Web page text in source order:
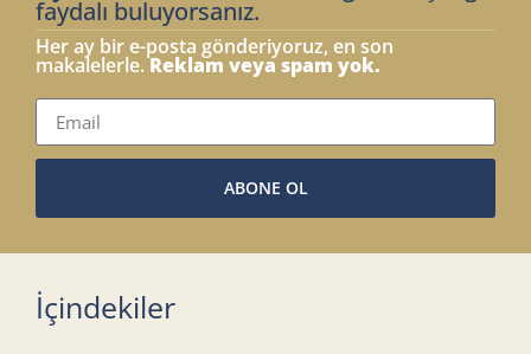
faydalı buluyorsanız.
Her ay bir e-posta gönderiyoruz, en son
makalelerle.Reklam veya spam yok.
ABONE OL
İçindekiler